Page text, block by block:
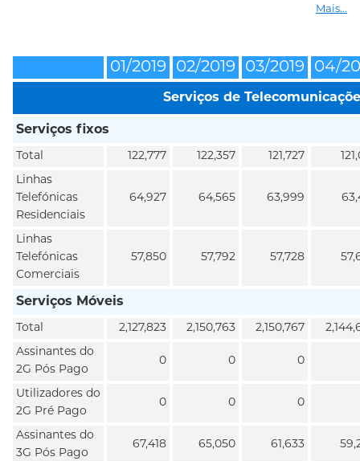
Mais...
01/2019 02/2019 03/2019 04/
Serviços de
Serviços fixos
Total 122,777 122,357 121,727
Linhas
Telefónicas
Residenciais
64,927 64,565 63,999
Linhas
Telefónicas
Comerciais
57,850 57,792 57,728
Serviços Móveis
Total 2,127,823 2,150,763 2,150,767
Assinantes do
2G Pós Pago
0 0 0
Utilizadores do
2G Pré Pago
0 0 0
Assinantes do
3G Pós Pago
67,418 65,050 61,633